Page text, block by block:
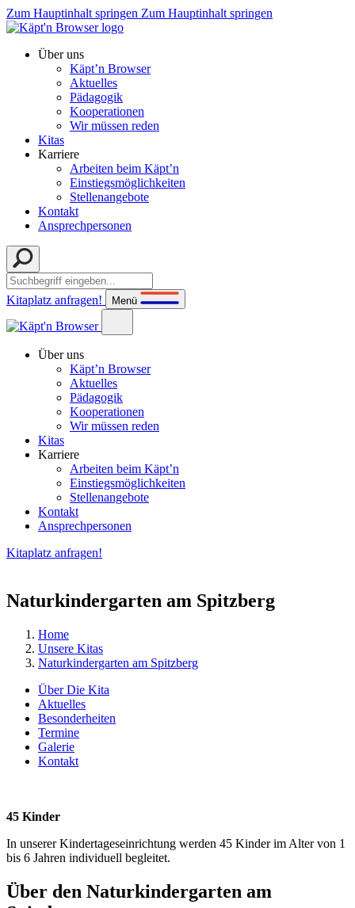
Zum Hauptinhalt springen Zum Hauptinhalt springen
Über uns
Käpt’n Browser
Aktuelles
Pädagogik
Kooperationen
Wir müssen reden
Kitas
Karriere
Arbeiten beim Käpt’n
Einstiegsmöglichkeiten
Stellenangebote
Kontakt
Ansprechpersonen
Kitaplatz anfragen! Menü
Über uns
Käpt’n Browser
Aktuelles
Pädagogik
Kooperationen
Wir müssen reden
Kitas
Karriere
Arbeiten beim Käpt’n
Einstiegsmöglichkeiten
Stellenangebote
Kontakt
Ansprechpersonen
Kitaplatz anfragen!
Naturkindergarten am Spitzberg
Home
Unsere Kitas
Naturkindergarten am Spitzberg
Über Die Kita
Aktuelles
Besonderheiten
Termine
Galerie
Kontakt
45 Kinder
In unserer Kindertageseinrichtung werden 45 Kinder im Alter von 1
bis 6 Jahren individuell begleitet.
Über den Naturkindergarten am